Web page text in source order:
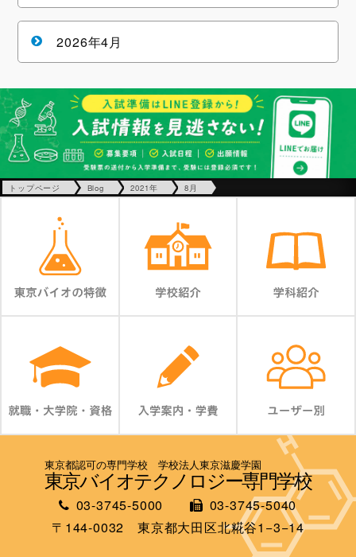
2026年4月
トップページ Blog 2021年 8月
東京都認可の専門学校 学校法人東京滋慶学園
東京バイオテクノロジー専門学校
03-3745-5000
03-3745-5040
〒144-0032 東京都大田区北糀谷1−3−14